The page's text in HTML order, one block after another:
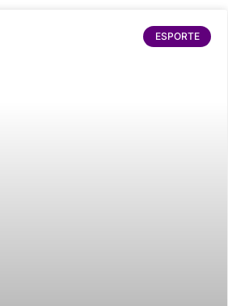
ESPORTE